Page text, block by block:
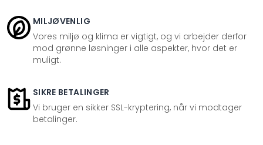
MILJØVENLIG
Vores miljø og klima er vigtigt, og vi arbejder derfor
mod grønne løsninger i alle aspekter, hvor det er
muligt.
SIKRE BETALINGER
Vi bruger en sikker SSL-kryptering, når vi modtager
betalinger.